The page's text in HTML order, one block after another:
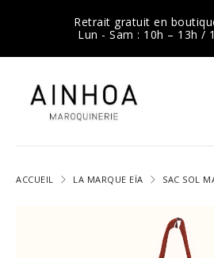
Retrait gratuit en
Lun - Sam : 10h – 13h /
ACCUEIL LA MARQUE EÏA SAC SOL